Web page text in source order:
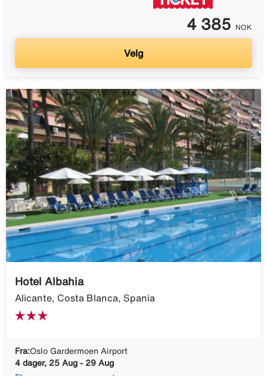
4 385 NOK
Velg
Hotel Albahia
Alicante, Costa Blanca, Spania
Fra:Oslo Gardermoen Airport
4 dager, 25 Aug - 29 Aug